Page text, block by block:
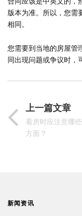
版本为准。所以，您需
相同。
您需要到当地的房屋管
同出现问题或争议时，
上一篇文章
看房时应注意哪些
方面？
新闻资讯